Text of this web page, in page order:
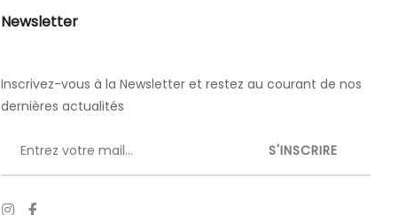
Newsletter
Inscrivez-vous à la Newsletter et restez au courant de nos
dernières actualités